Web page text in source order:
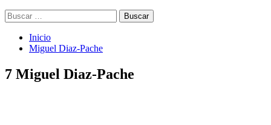
Buscar:
Inicio
Miguel Diaz-Pache
7 Miguel Diaz-Pache